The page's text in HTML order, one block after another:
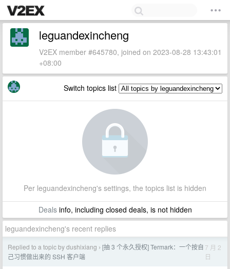
leguandexincheng
V2EX member #645780, joined on 2023-08-28 13:43:01
+08:00
Switch topics list
Per leguandexincheng's settings, the topics list is hidden
Dealsinfo, including closed deals, is not hidden
leguandexincheng's recent replies
Replied to a topic by dushixiang › [抽 3 个永久授权] Termark：一个按自
己习惯做出来的 SSH 客户端
7 月 2
日